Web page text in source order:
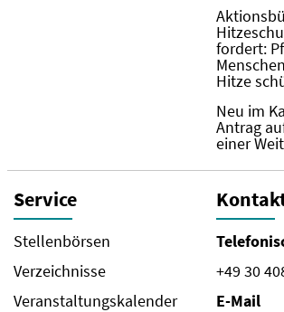
fordert:
Hitze
Neu im
Antrag
einer
Service
Stellenbörsen
Verzeichnisse
Veranstaltungskalender
+49 30
E-Mail